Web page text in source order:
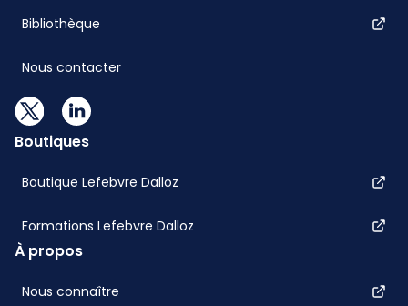
Bibliothèque
Nous contacter
Boutiques
Boutique Lefebvre Dalloz
Formations Lefebvre Dalloz
À propos
Nous connaître